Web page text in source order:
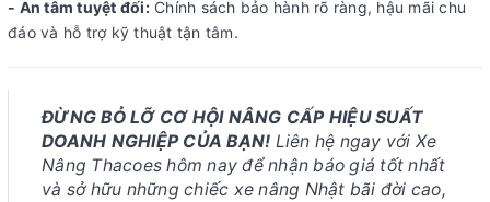
- An tâm tuyệt đối:Chính sách bảo hành rõ ràng, hậu mãi chu
đáo và hỗ trợ kỹ thuật tận tâm.
ĐỪNG BỎ LỠ CƠ HỘI NÂNG CẤP HIỆU SUẤT
DOANH NGHIỆP CỦA BẠN! Liên hệ ngay với Xe
Nâng Thacoes hôm nay để nhận báo giá tốt nhất
và sở hữu những chiếc xe nâng Nhật bãi đời cao,